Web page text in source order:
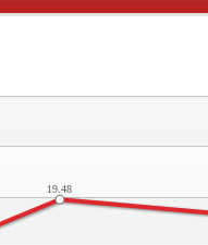
19.48